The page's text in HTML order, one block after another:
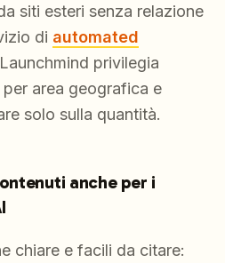
siti esteri senza relazione
di automated
privilegia
area geografica e
solo sulla quantità.
anche per i
chiare e facili da citare: